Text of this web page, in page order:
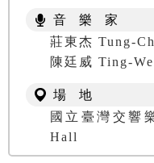
音 樂 家
莊東杰 Tung-
陳廷威 Ting-
場 地
國立臺灣交響
Hall